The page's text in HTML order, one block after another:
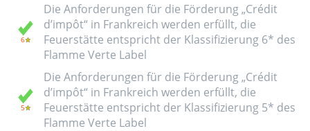
Die Anforderungen für die Förderung „Crédit
d’impôt“ in Frankreich werden erfüllt, die
Feuerstätte entspricht der Klassifizierung 6* des
Flamme Verte Label
Die Anforderungen für die Förderung „Crédit
d’impôt“ in Frankreich werden erfüllt, die
Feuerstätte entspricht der Klassifizierung 5* des
Flamme Verte Label